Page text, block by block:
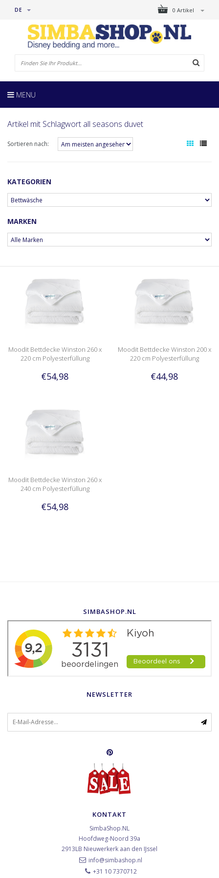
0 Artikel
DE
MENU
Artikel mit Schlagwort all seasons duvet
Sortieren nach:
KATEGORIEN
MARKEN
Moodit Bettdecke Winston 260 x
220 cm Polyesterfüllung
€54,98
Moodit Bettdecke Winston 200 x
220 cm Polyesterfüllung
€44,98
Moodit Bettdecke Winston 260 x
240 cm Polyesterfüllung
€54,98
SIMBASHOP.NL
NEWSLETTER
KONTAKT
SimbaShop.NL
Hoofdweg-Noord 39a
2913LB Nieuwerkerk aan den IJssel
info@simbashop.nl
+31 10 7370712